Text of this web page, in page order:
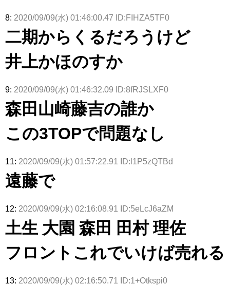
8: 2020/09/09(水) 01:46:00.47 ID:FIHZA5TF0
二期からくるだろうけど
井上かほのすか
9: 2020/09/09(水) 01:46:32.09 ID:8fRJSLXF0
森田山崎藤吉の誰か
この3TOPで問題なし
11: 2020/09/09(水) 01:57:22.91 ID:l1P5zQTBd
遠藤で
12: 2020/09/09(水) 02:16:08.91 ID:5eLcJ6aZM
土生 大園 森田 田村 理佐
フロントこれでいけば売れる
13: 2020/09/09(水) 02:16:50.71 ID:1+Otkspi0